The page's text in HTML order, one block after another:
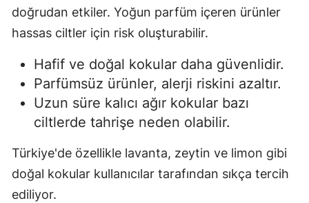
doğrudan etkiler. Yoğun parfüm içeren ürünler
hassas ciltler için risk oluşturabilir.
Hafif ve doğal kokular daha güvenlidir.
Parfümsüz ürünler, alerji riskini azaltır.
Uzun süre kalıcı ağır kokular bazı
ciltlerde tahrişe neden olabilir.
Türkiye'de özellikle lavanta, zeytin ve limon gibi
doğal kokular kullanıcılar tarafından sıkça tercih
ediliyor.